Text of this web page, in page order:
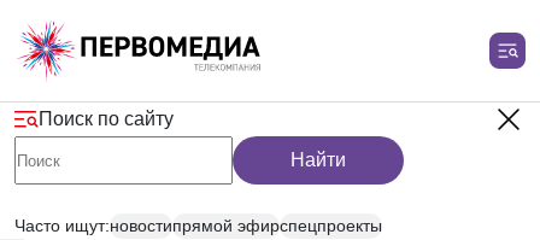
Поиск по сайту
Найти
Часто ищут:новостипрямой эфирспецпроекты